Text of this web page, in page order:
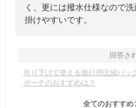
く、更には撥水仕様なので
掛けやすいです。
回答さ
吊り下げて使える旅行用圧縮バッ
ポーチのおすすめは？
全てのおすすめ